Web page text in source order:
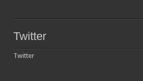
Twitter
Twitter